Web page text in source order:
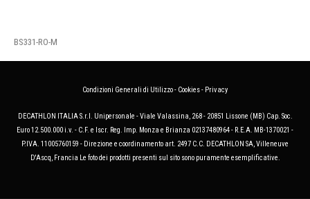
BS331-RO-M
Condizioni Generali di Utilizzo- Cookies- Privacy
DECATHLON ITALIA S.r.l. Unipersonale - Viale Valassina, 268 - 20851 Lissone (MB) Cap. Soc.
Euro 12.500.000 i.v. - C.F. e Iscr. Reg. Imp. Monza e Brianza 02137480964 - R.E.A. MB-1370021 -
P.IVA. 11005760159 - Direzione e coordinamento art. 2497 C.C. DECATHLON SA, Villeneuve
D'Ascq, Francia Le foto dei prodotti presenti sul sito sono puramente esemplificative.